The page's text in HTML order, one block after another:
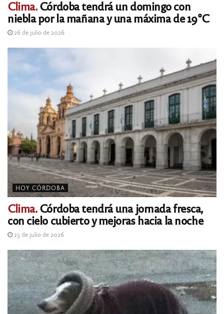
Clima.Córdoba tendrá un domingo con
niebla por la mañana y una máxima de 19°C
26 de julio de 2026
HOY CÓRDOBA
Clima.Córdoba tendrá una jornada fresca,
con cielo cubierto y mejoras hacia la noche
23 de julio de 2026